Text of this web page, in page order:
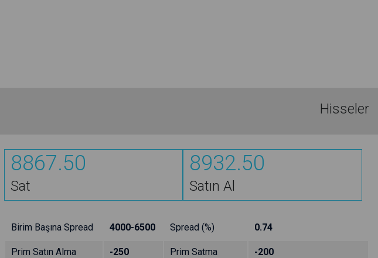
Hisseler
8867.50
Sat
8932.50
Satın Al
Birim Başına Spread 4000-6500 Spread (%) 0.74
Prim Satın Alma -250 Prim Satma -200